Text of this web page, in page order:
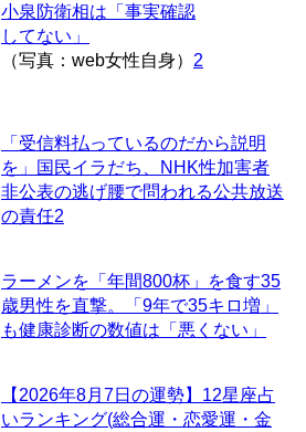
小泉防衛相は「事実確認
してない」
（写真：web女性自身） 2
「受信料払っているのだから説明
を」国民イラだち、NHK性加害者
非公表の逃げ腰で問われる公共放送
の責任2
ラーメンを「年間800杯」を食す35
歳男性を直撃。「9年で35キロ増」
も健康診断の数値は「悪くない」
【2026年8月7日の運勢】12星座占
いランキング(総合運・恋愛運・金